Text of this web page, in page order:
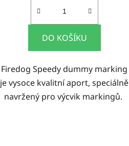
DO KOŠÍKU
Firedog Speedy dummy marking
je vysoce kvalitní aport, speciálně
navržený pro výcvik markingů.